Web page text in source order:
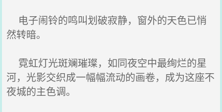
电子闹铃的鸣叫划破寂静，窗外的天色已悄
然转暗。
霓虹灯光斑斓璀璨，如同夜空中最绚烂的星
河，光影交织成一幅幅流动的画卷，成为这座不
夜城的主色调。